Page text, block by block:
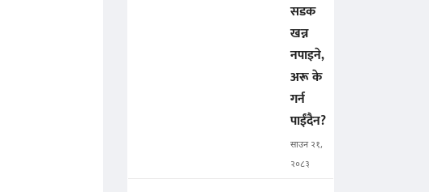
सडक
खन्न
नपाइने,
अरू के
गर्न
पाईंदैन?
साउन २१,
२०८३